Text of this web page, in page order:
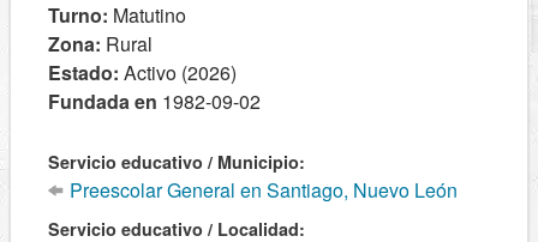
Turno: Matutino
Zona: Rural
Estado: Activo (2026)
Fundada en 1982-09-02
Servicio educativo / Municipio:
Preescolar General en Santiago, Nuevo León
Servicio educativo / Localidad: